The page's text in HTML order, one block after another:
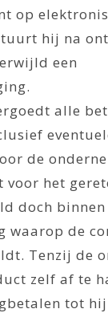
op
hij na
een
alle
de
voor het
doch binnen
waarop de
Tenzij de
zelf af te
tot